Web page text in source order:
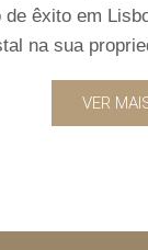
êxito em
na sua
VER